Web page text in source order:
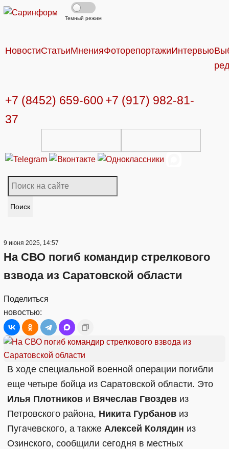
Темный режим
НовостиСтатьиМненияФоторепортажиИнтервью
+7 (8452) 659-600 +7 (917) 982-81-
37
Поиск
9 июня 2025, 14:57
На СВО погиб командир стрелкового
взвода из Саратовской области
Поделиться
новостью:
В ходе специальной военной операции погибли
еще четыре бойца из Саратовской области. Это
Илья Плотников и Вячеслав Гвоздев из
Петровского района, Никита Гурбанов из
Пугачевского, а также Алексей Колядин из
Озинского, сообщили сегодня в местных